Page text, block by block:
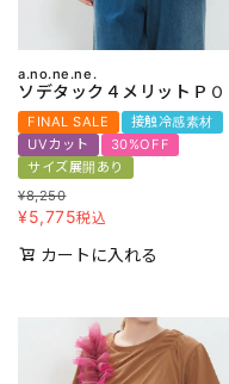
a.no.ne.ne.
ソデタック４メリットＰＯ
FINAL SALE
接触冷感素材
UVカット
30%OFF
サイズ展開あり
¥8,250
¥5,775税込
カートに入れる